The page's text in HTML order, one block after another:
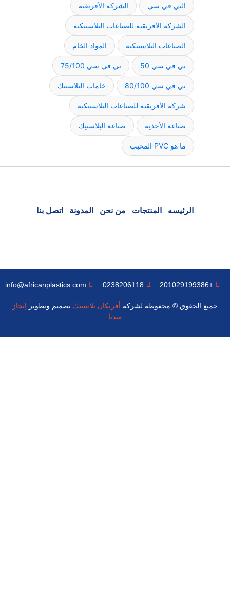
البي في سي الشركة الأفريقية
الشركة الأفريقية للصناعات البلاستيكية
الصناعات البلاستيكية المواد الخام
بي في سي 50 بي في سي 75/100
بي في سي 80/100 خامات البلاستيك
شركة الأفريقية للصناعات البلاستيكية
صناعة الأحذية صناعة البلاستيك
ما هو PVC المحبب
الرئيسه المنتجات من نحن المدونة اتصل بنا
جميع الحقوق © محفوظة لشركة أفريكان بلاستيك تصميم وتطوير إنجاز
ميديا
+201029199386
0238206118
info@africanplastics.com